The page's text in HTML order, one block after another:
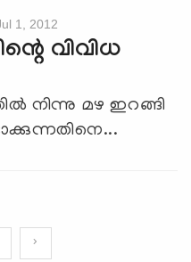
1, 2012
വിവിധ
നിന്നു മഴ ഇറങ്ങി
›